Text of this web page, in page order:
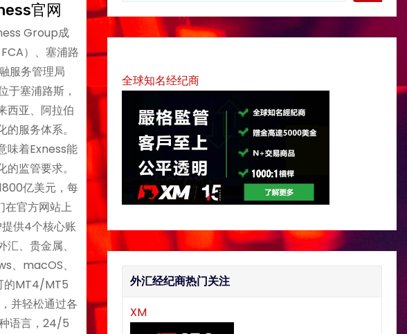
官网
Group成
）、塞浦路
服务管理局
于塞浦路斯，
西亚、阿拉伯
服务体系。
味着Exness能
监管要求。
亿美元，每
在官方网站上
供4个核心账
、贵金属、
、macOS、
的MT4/MT5
并轻松通过各
语言，24/5
r
c
全球知名经纪商
外汇经纪商热门关注
XM